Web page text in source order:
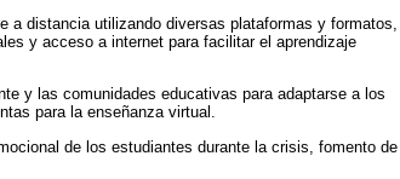
a distancia utilizando diversas plataformas y formatos,
y acceso a internet para facilitar el aprendizaje
y las comunidades educativas para adaptarse a los
para la enseñanza virtual.
de los estudiantes durante la crisis, fomento de